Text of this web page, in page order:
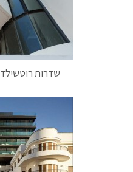
שדרות רוטשילד 117, תל אביב-יפו